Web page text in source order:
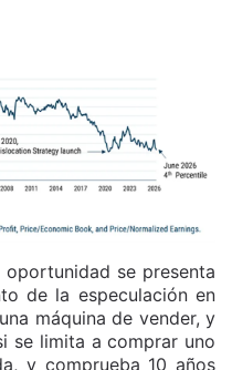
se presenta
de la especulación en
máquina de vender, y
se limita a comprar uno
y comprueba 10 años